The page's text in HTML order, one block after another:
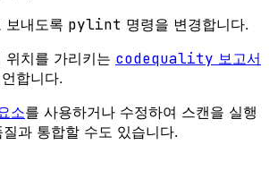
보내도록 pylint 명령을 변경합니다.
위치를 가리키는 codequality 보고서
합니다.
소를 사용하거나 수정하여 스캔을 실행
과 통합할 수도 있습니다.